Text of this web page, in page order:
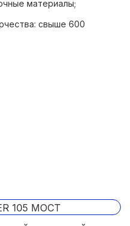
материалы;
свыше 600
поэтому игрушка